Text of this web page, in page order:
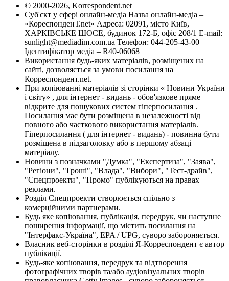
© 2000-2026, Korrespondent.net
Суб'єкт у сфері онлайн-медіа Назва онлайн-медіа –
«КореспонденТ.net» Адреса: 02091, місто Київ,
ХАРКІВСЬКЕ ШОСЕ, будинок 172-Б, офіс 208/1 E-mail:
sunlight@mediadim.com.ua Телефон: 044-205-43-00
Ідентифікатор медіа – R40-06068
Використання будь-яких матеріалів, розміщених на
сайті, дозволяється за умови посилання на
Корреспондент.net.
При копіюванні матеріалів зі сторінки « Новини України
і світу» , для інтернет - видань - обов'язкове пряме
відкрите для пошукових систем гіперпосилання .
Посилання має бути розміщена в незалежності від
повного або часткового використання матеріалів.
Гіперпосилання ( для інтернет - видань) - повинна бути
розміщена в підзаголовку або в першому абзаці
матеріалу.
Новини з позначками "Думка", "Експертиза", "Заява",
"Регіони", "Гроші", "Влада", "Вибори", "Тест-драйв",
"Спецпроекти", "Промо" публікуються на правах
реклами.
Розділ Спецпроекти створюється спільно з
комерційними партнерами.
Будь яке копіювання, публікація, передрук, чи наступне
поширення інформації, що містить посилання на
"Інтерфакс-Україна", EPA / UPG, суворо забороняється.
Власник веб-сторінки в розділі Я-Корреспондент є автор
публікації.
Будь-яке копіювання, передрук та відтворення
фотографічних творів та/або аудіовізуальних творів